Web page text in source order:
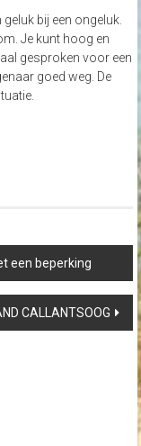
bij een ongeluk.
Je kunt hoog en
gesproken voor een
goed weg. De
een beperking
CALLANTSOOG